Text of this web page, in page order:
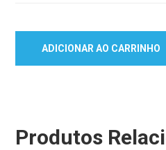
ADICIONAR AO CARRINHO
Produtos